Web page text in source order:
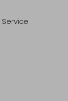
Service